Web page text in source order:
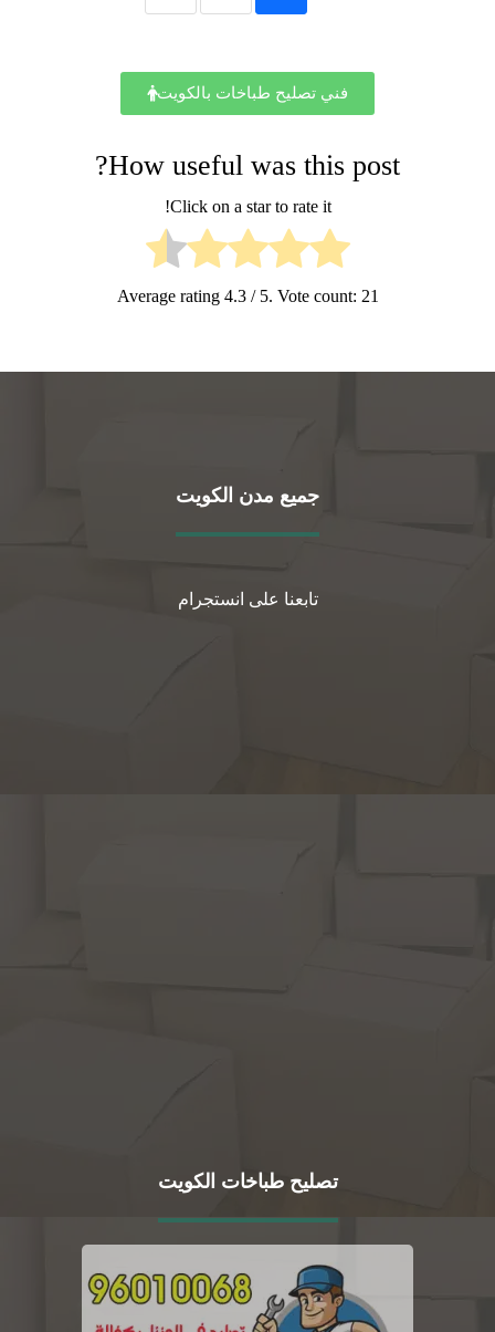
فني تصليح طباخات بالكويت
How useful was this post?
Click on a star to rate it!
Average rating 4.3/ 5. Vote count: 21
جميع مدن الكويت
تابعنا على انستجرام
تصليح طباخات الكويت